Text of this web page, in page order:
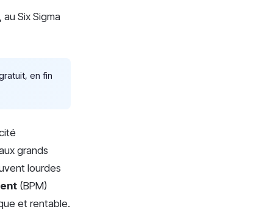
Six Sigma
en fin
grands
lourdes
(BPM)
et rentable.